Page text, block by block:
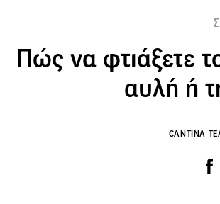
Πώς να φτιάξετε
αυλή ή
CANTINA